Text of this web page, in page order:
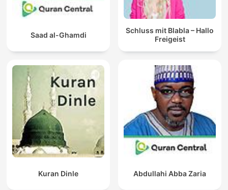
Saad al-Ghamdi
Schluss mit Blabla – Hallo
Freigeist
Kuran Dinle Abdullahi Abba Zaria